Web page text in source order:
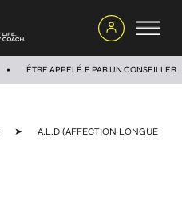
ÊTRE APPELÉ.E PAR UN CONSEILLER
➤
A.L.D (AFFECTION LONGUE